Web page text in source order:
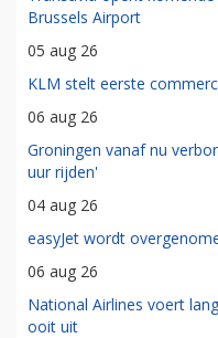
Brussels Airport
05 aug 26
KLM stelt eerste
06 aug 26
Groningen vanaf nu
uur rijden'
04 aug 26
easyJet wordt
06 aug 26
National Airlines voert
ooit uit